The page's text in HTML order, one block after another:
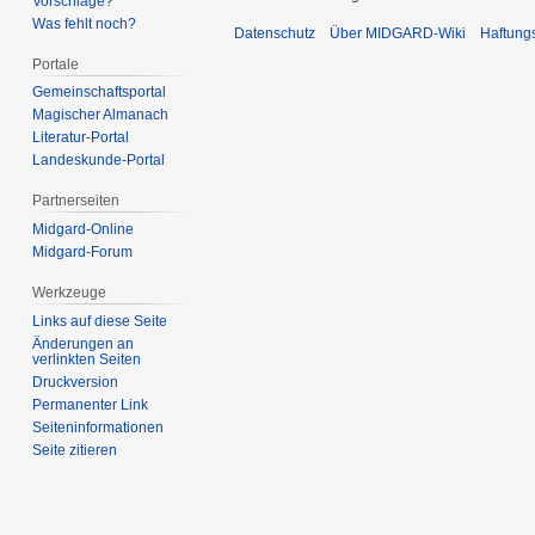
Was fehlt noch?
Portale
Gemeinschafts­portal
Magischer Almanach
Literatur-Portal
Landeskunde-Portal
Partnerseiten
Midgard-Online
Midgard-Forum
Werkzeuge
Links auf diese Seite
Änderungen an
verlinkten Seiten
Druckversion
Permanenter Link
Seiten­­informationen
Seite zitieren
Datenschutz Über MIDGARD-Wiki